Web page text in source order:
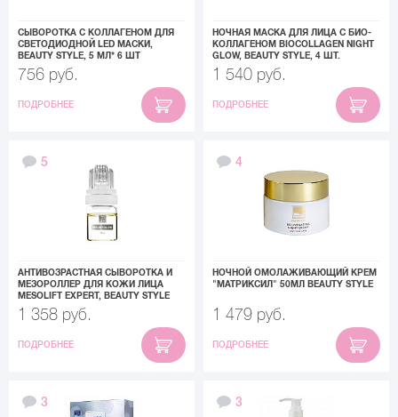
СЫВОРОТКА С КОЛЛАГЕНОМ ДЛЯ
СВЕТОДИОДНОЙ LED МАСКИ,
BEAUTY STYLE, 5 МЛ* 6 ШТ
756 руб.
ПОДРОБНЕЕ
НОЧНАЯ МАСКА ДЛЯ ЛИЦА С БИО-
КОЛЛАГЕНОМ BIOCOLLAGEN NIGHT
GLOW, BEAUTY STYLE, 4 ШТ.
1 540 руб.
ПОДРОБНЕЕ
АНТИВОЗРАСТНАЯ СЫВОРОТКА И
МЕЗОРОЛЛЕР ДЛЯ КОЖИ ЛИЦА
MESOLIFT EXPERT, BEAUTY STYLE
5
1 358 руб.
ПОДРОБНЕЕ
НОЧНОЙ ОМОЛАЖИВАЮЩИЙ КРЕМ
"МАТРИКСИЛ" 50МЛ BEAUTY STYLE
4
1 479 руб.
ПОДРОБНЕЕ
3 3